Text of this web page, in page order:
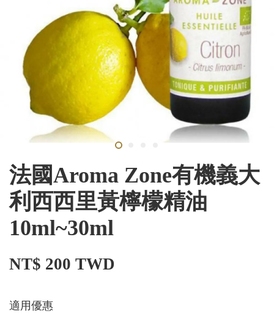
法國Aroma Zone有機義大
利西西里黃檸檬精油
10ml~30ml
NT$ 200 TWD
適用優惠